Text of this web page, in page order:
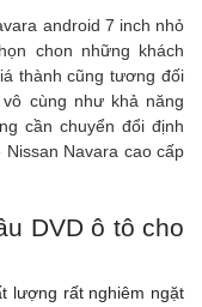
android 7 inch nhỏ
chon những khách
thành cũng tương đối
cùng như khả năng
cần chuyển đổi định
Navara cao cấp
DVD ô tô cho
lượng rất nghiêm ngặt